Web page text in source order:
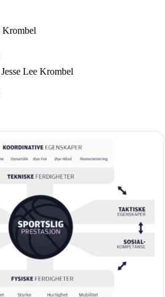
Krombel
Jesse Lee Krombel